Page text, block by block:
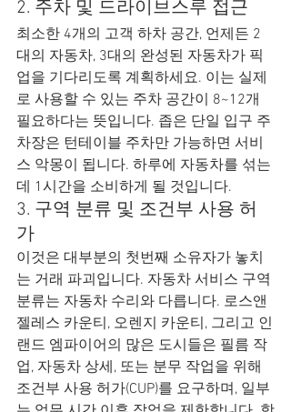
2. 주차 및 드라이브스루 접근
최소한 4개의 고객 하차 공간, 언제든 2
대의 자동차, 3대의 완성된 자동차가 픽
업을 기다리도록 계획하세요. 이는 실제
로 사용할 수 있는 주차 공간이 8~12개
필요하다는 뜻입니다. 좁은 단일 입구 주
차장은 턴테이블 주차만 가능하면 서비
스 악몽이 됩니다. 하루에 자동차를 섞는
데 1시간을 소비하게 될 것입니다.
3. 구역 분류 및 조건부 사용 허
가
이것은 대부분의 첫번째 소유자가 놓치
는 거래 파괴입니다. 자동차 서비스 구역
분류는 자동차 수리와 다릅니다. 로스앤
젤레스 카운티, 오렌지 카운티, 그리고 인
랜드 엠파이어의 많은 도시들은 필름 작
업, 자동차 상세, 또는 분무 작업을 위해
조건부 사용 허가(CUP)를 요구하며, 일부